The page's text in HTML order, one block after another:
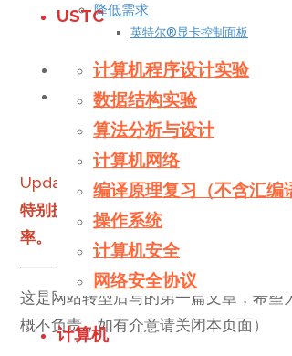
USTC
计算机程序设计实验
数据结构实验
算法分析与设计
计算机网络
编译原理复习（不含汇编
操作系统
计算机安全
网络安全协议
计算机
降低需求
英特尔®显卡控制面板
总结
2020/04/09：我针对日常使用和
Updated on 2021.3.28：
特别提示：微软通过固件更新禁止了
率。
这是网站转型后写的第一篇文章，希
概不负责，如有介意请关闭本页面）